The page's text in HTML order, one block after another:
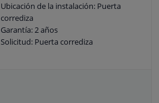
Ubicación de la instalación: Puerta
corrediza
Garantía: 2 años
Solicitud: Puerta corrediza